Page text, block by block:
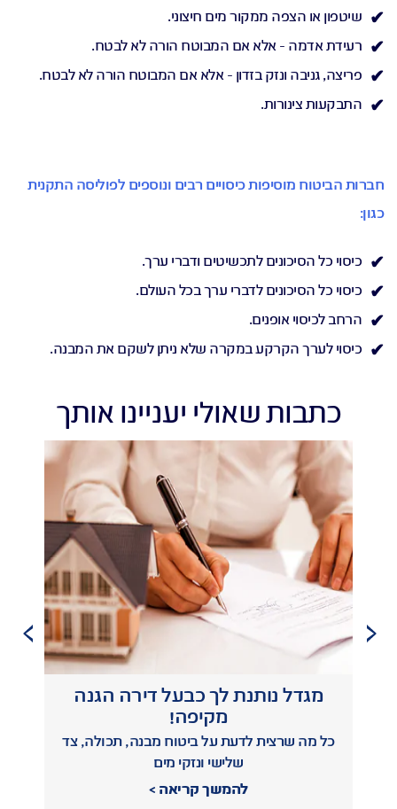
שיטפון או הצפה ממקור מים חיצוני.
רעידת אדמה - אלא אם המבוטח הורה לא לבטח.
פריצה, גניבה ונזק בזדון - אלא אם המבוטח הורה לא לבטח.
התבקעות צינורות.
חברות הביטוח מוסיפות כיסויים רבים ונוספים לפוליסה התקנית
כגון:
כיסוי כל הסיכונים לתכשיטים ודברי ערך.
כיסוי כל הסיכונים לדברי ערך בכל העולם.
הרחב לכיסוי אופנים.
כיסוי לערך הקרקע במקרה שלא ניתן לשקם את המבנה.
כתבות שאולי יעניינו אותך
מגדל נותנת לך כבעל דירה הגנה
מקיפה!
כל מה שרצית לדעת על ביטוח מבנה, תכולה, צד
שלישי ונזקי מים
להמשך קריאה